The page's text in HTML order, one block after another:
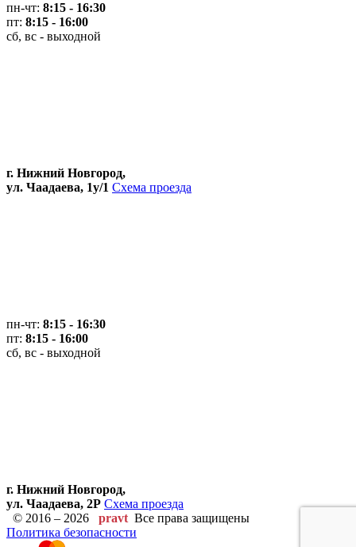
пн-чт: 8:15 - 16:30
пт: 8:15 - 16:00
сб, вс - выходной
г. Нижний Новгород,
ул. Чаадаева, 1у/1 Схема проезда
пн-чт: 8:15 - 16:30
пт: 8:15 - 16:00
сб, вс - выходной
г. Нижний Новгород,
ул. Чаадаева, 2Р Схема проезда
© 2016 – 2026 pravtВсе права защищены
Политика безопасности